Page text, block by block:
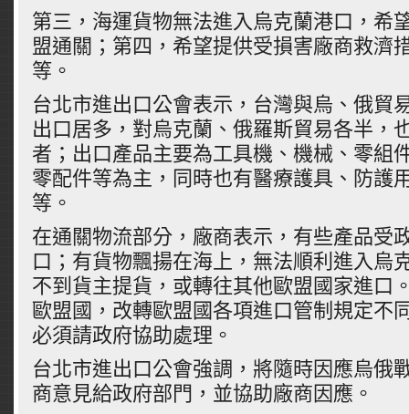
第三，海運貨物無法進入烏克蘭港口，希
盟通關；第四，希望提供受損害廠商救濟
等。
台北市進出口公會表示，台灣與烏、俄貿
出口居多，對烏克蘭、俄羅斯貿易各半，
者；出口產品主要為工具機、機械、零組
零配件等為主，同時也有醫療護具、防護
等。
在通關物流部分，廠商表示，有些產品受
口；有貨物飄揚在海上，無法順利進入烏
不到貨主提貨，或轉往其他歐盟國家進口
歐盟國，改轉歐盟國各項進口管制規定不
必須請政府協助處理。
台北市進出口公會強調，將隨時因應烏俄
商意見給政府部門，並協助廠商因應。